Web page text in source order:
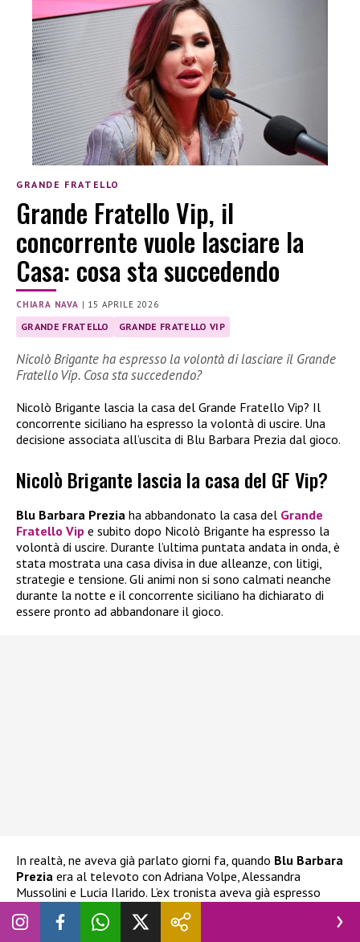
GRANDE FRATELLO
Grande Fratello Vip, il
concorrente vuole lasciare la
Casa: cosa sta succedendo
CHIARA NAVA | 15 APRILE 2026
GRANDE FRATELLO GRANDE FRATELLO VIP
Nicolò Brigante ha espresso la volontà di lasciare il Grande
Fratello Vip. Cosa sta succedendo?
Nicolò Brigante lascia la casa del Grande Fratello Vip? Il
concorrente siciliano ha espresso la volontà di uscire. Una
decisione associata all’uscita di Blu Barbara Prezia dal gioco.
Nicolò Brigante lascia la casa del GF Vip?
Blu Barbara Prezia ha abbandonato la casa del Grande
Fratello Vip e subito dopo Nicolò Brigante ha espresso la
volontà di uscire. Durante l’ultima puntata andata in onda, è
stata mostrata una casa divisa in due alleanze, con litigi,
strategie e tensione. Gli animi non si sono calmati neanche
durante la notte e il concorrente siciliano ha dichiarato di
essere pronto ad abbandonare il gioco.
In realtà, ne aveva già parlato giorni fa, quando Blu Barbara
Prezia era al televoto con Adriana Volpe, Alessandra
Mussolini e Lucia Ilarido. L’ex tronista aveva già espresso
Ha espresso la stessa decisione anche alla stessa Prezia, che